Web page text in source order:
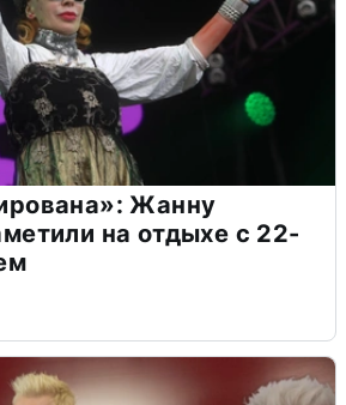
Жанну
на отдыхе с 22-